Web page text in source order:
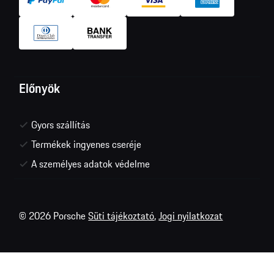
Előnyök
Gyors szállítás
Termékek ingyenes cseréje
A személyes adatok védelme
© 2026 PorscheSüti tájékoztató,Jogi nyilatkozat